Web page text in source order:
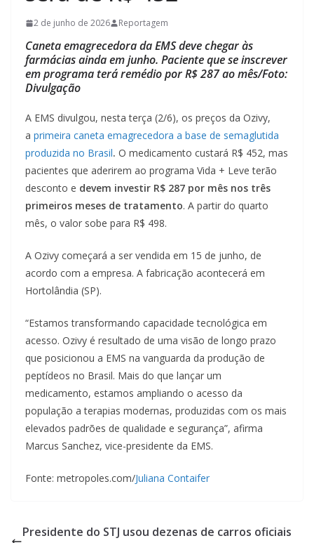
2 de junho de 2026 Reportagem
Caneta emagrecedora da EMS deve chegar às
farmácias ainda em junho. Paciente que se inscrever
em programa terá remédio por R$ 287 ao mês/Foto:
Divulgação
A EMS divulgou, nesta terça (2/6), os preços da Ozivy,
a primeira caneta emagrecedora a base de semaglutida
produzida no Brasil. O medicamento custará R$ 452, mas
pacientes que aderirem ao programa Vida + Leve terão
desconto e devem investir R$ 287 por mês nos três
primeiros meses de tratamento. A partir do quarto
mês, o valor sobe para R$ 498.
A Ozivy começará a ser vendida em 15 de junho, de
acordo com a empresa. A fabricação acontecerá em
Hortolândia (SP).
“Estamos transformando capacidade tecnológica em
acesso. Ozivy é resultado de uma visão de longo prazo
que posicionou a EMS na vanguarda da produção de
peptídeos no Brasil. Mais do que lançar um
medicamento, estamos ampliando o acesso da
população a terapias modernas, produzidas com os mais
elevados padrões de qualidade e segurança”, afirma
Marcus Sanchez, vice-presidente da EMS.
Fonte: metropoles.com/Juliana Contaifer
Presidente do STJ usou dezenas de carros oficiais